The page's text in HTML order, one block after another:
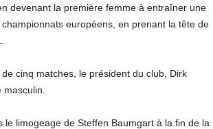
devenant la première femme à entraîner une
européens, en prenant la tête de
cinq matches, le président du club, Dirk
le limogeage de Steffen Baumgart à la fin de la